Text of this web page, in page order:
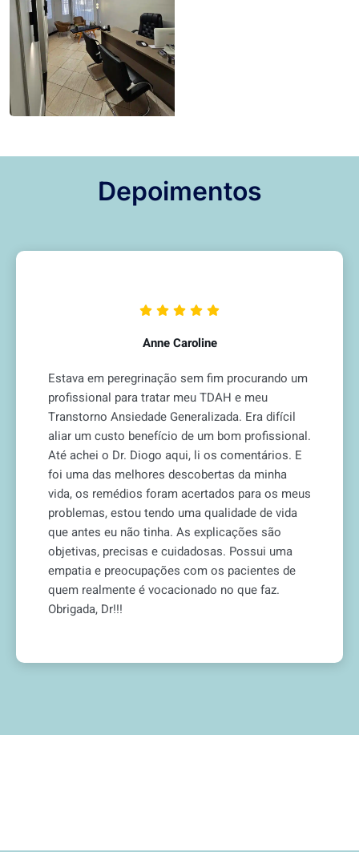
Depoimentos
Anne Caroline
Estava em peregrinação sem fim procurando um
profissional para tratar meu TDAH e meu
Transtorno Ansiedade Generalizada. Era difícil
aliar um custo benefício de um bom profissional.
Até achei o Dr. Diogo aqui, li os comentários. E
foi uma das melhores descobertas da minha
vida, os remédios foram acertados para os meus
problemas, estou tendo uma qualidade de vida
que antes eu não tinha. As explicações são
objetivas, precisas e cuidadosas. Possui uma
empatia e preocupações com os pacientes de
quem realmente é vocacionado no que faz.
Obrigada, Dr!!!